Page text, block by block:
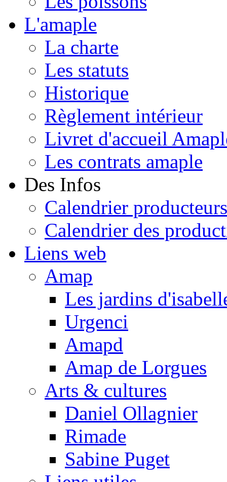
L'amaple
La charte
Les statuts
Historique
Règlement intérieur
Livret d'accueil
Les contrats amaple
Des Infos
Calendrier producteurs
Calendrier des
Liens web
Amap
Les jardins
Urgenci
Amapd
Amap de Lorgues
Arts & cultures
Daniel Ollagnier
Rimade
Sabine Puget